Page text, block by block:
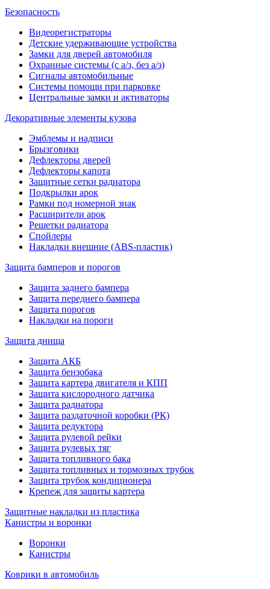
Безопасность
Видеорегистраторы
Детские удерживающие устройства
Замки для дверей автомобиля
Охранные системы (с а/з, без а/з)
Сигналы автомобильные
Системы помощи при парковке
Центральные замки и активаторы
Декоративные элементы кузова
Эмблемы и надписи
Брызговики
Дефлекторы дверей
Дефлекторы капота
Защитные сетки радиатора
Подкрылки арок
Рамки под номерной знак
Расширители арок
Решетки радиатора
Спойлеры
Накладки внешние (ABS-пластик)
Защита бамперов и порогов
Защита заднего бампера
Защита переднего бампера
Защита порогов
Накладки на пороги
Защита днища
Защита АКБ
Защита бензобака
Защита картера двигателя и КПП
Защита кислородного датчика
Защита радиатора
Защита раздаточной коробки (РК)
Защита редуктора
Защита рулевой рейки
Защита рулевых тяг
Защита топливного бака
Защита топливных и тормозных трубок
Защита трубок кондиционера
Крепеж для защиты картера
Защитные накладки из пластика
Канистры и воронки
Воронки
Канистры
Коврики в автомобиль